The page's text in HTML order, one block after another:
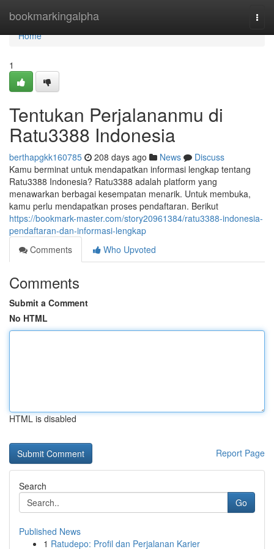
bookmarkingalpha
Home
Home
1
Tentukan Perjalananmu di
Ratu3388 Indonesia
berthapgkk160785 208 days ago News
Discuss
Kamu berminat untuk mendapatkan informasi lengkap tentang
Ratu3388 Indonesia? Ratu3388 adalah platform yang
menawarkan berbagai kesempatan menarik. Untuk membuka,
kamu perlu mendapatkan proses pendaftaran. Berikut
https://bookmark-master.com/story20961384/ratu3388-indonesia-
pendaftaran-dan-informasi-lengkap
Comments
Who Upvoted
Comments
Submit a Comment
No HTML
HTML is disabled
Report Page
Search
Go
Published News
1 Ratudepo: Profil dan Perjalanan Karier